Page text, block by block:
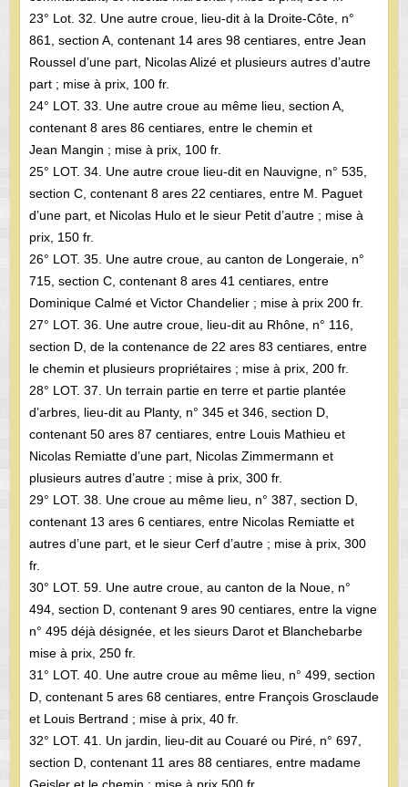
23° Lot. 32. Une autre croue, lieu-dit à la Droite-Côte, n°
861, section A, contenant 14 ares 98 centiares, entre Jean
Roussel d’une part, Nicolas Alizé et plusieurs autres d’autre
part ; mise à prix, 100 fr.
24° LOT. 33. Une autre croue au même lieu, section A,
contenant 8 ares 86 centiares, entre le chemin et
Jean Mangin ; mise à prix, 100 fr.
25° LOT. 34. Une autre croue lieu-dit en Nauvigne, n° 535,
section C, contenant 8 ares 22 centiares, entre M. Paguet
d’une part, et Nicolas Hulo et le sieur Petit d’autre ; mise à
prix, 150 fr.
26° LOT. 35. Une autre croue, au canton de Longeraie, n°
715, section C, contenant 8 ares 41 centiares, entre
Dominique Calmé et Victor Chandelier ; mise à prix 200 fr.
27° LOT. 36. Une autre croue, lieu-dit au Rhône, n° 116,
section D, de la contenance de 22 ares 83 centiares, entre
le chemin et plusieurs propriétaires ; mise à prix, 200 fr.
28° LOT. 37. Un terrain partie en terre et partie plantée
d’arbres, lieu-dit au Planty, n° 345 et 346, section D,
contenant 50 ares 87 centiares, entre Louis Mathieu et
Nicolas Remiatte d’une part, Nicolas Zimmermann et
plusieurs autres d’autre ; mise à prix, 300 fr.
29° LOT. 38. Une croue au même lieu, n° 387, section D,
contenant 13 ares 6 centiares, entre Nicolas Remiatte et
autres d’une part, et le sieur Cerf d’autre ; mise à prix, 300
fr.
30° LOT. 59. Une autre croue, au canton de la Noue, n°
494, section D, contenant 9 ares 90 centiares, entre la vigne
n° 495 déjà désignée, et les sieurs Darot et Blanchebarbe
mise à prix, 250 fr.
31° LOT. 40. Une autre croue au même lieu, n° 499, section
D, contenant 5 ares 68 centiares, entre François Grosclaude
et Louis Bertrand ; mise à prix, 40 fr.
32° LOT. 41. Un jardin, lieu-dit au Couaré ou Piré, n° 697,
section D, contenant 11 ares 88 centiares, entre madame
Geisler et le chemin ; mise à prix 500 fr.